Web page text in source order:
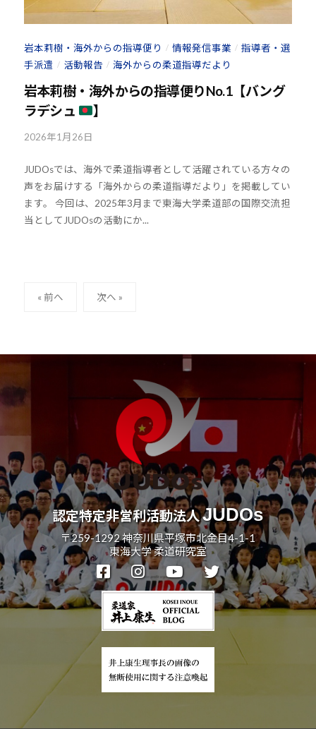
J
H
岩本莉樹・海外からの指導便り / 情報発信事業 / 指導者・選
手派遣 / 活動報告 / 海外からの柔道指導だより
岩本莉樹・海外からの指導便りNo.1【バング
ラデシュ
】
2026年1月26日
k
u
h
s
H
8
JUDOsでは、海外で柔道指導者として活躍されている方々の
声をお届けする「海外からの柔道指導だより」を掲載してい
ます。 今回は、2025年3月まで東海大学柔道部の国際交流担
当としてJUDOsの活動にか...
ビ
ー
シ
ン
« 前へ 次へ »
認定特定非営利活動法人JUDOs
〒259-1292 神奈川県平塚市北金目4-1-1
東海大学 柔道研究室